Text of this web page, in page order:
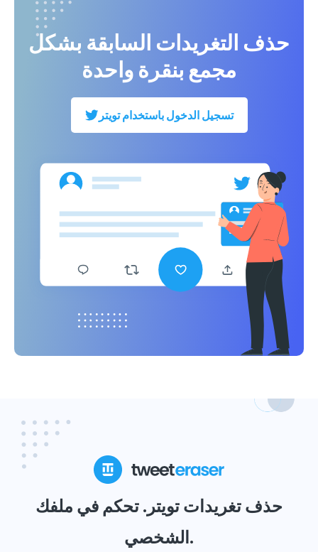
حذف التغريدات السابقة بشكل
مجمع بنقرة واحدة
تسجيل الدخول باستخدام تويتر
حذف تغريدات تويتر. تحكم في ملفك
الشخصي.